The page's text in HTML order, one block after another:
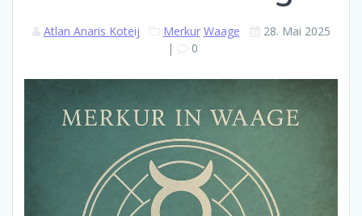
Atlan Anaris Koteij Merkur Waage
28. Mai 2025
|
0